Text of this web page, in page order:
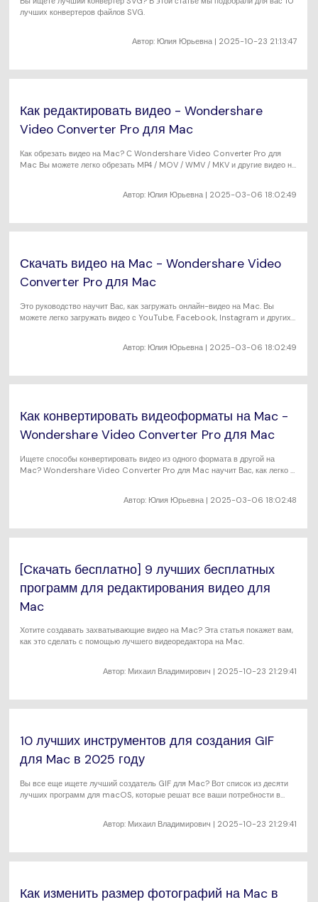
лучших конвертеров файлов SVG.
Автор: Юлия Юрьевна | 2025-10-23 21:13:47
Как редактировать видео - Wondershare
Video Converter Pro для Mac
Как обрезать видео на Mac? С Wondershare Video Converter Pro для
Mac Вы можете легко обрезать MP4 / MOV / WMV / MKV и другие видео на
Автор: Юлия Юрьевна | 2025-03-06 18:02:49
Скачать видео на Mac - Wondershare Video
Converter Pro для Mac
Это руководство научит Вас, как загружать онлайн-видео на Mac. Вы
можете легко загружать видео с YouTube, Facebook, Instagram и других
Автор: Юлия Юрьевна | 2025-03-06 18:02:49
Как конвертировать видеоформаты на Mac -
Wondershare Video Converter Pro для Mac
Ищете способы конвертировать видео из одного формата в другой на
Mac? Wondershare Video Converter Pro для Mac научит Вас, как легко и
Автор: Юлия Юрьевна | 2025-03-06 18:02:48
[Скачать бесплатно] 9 лучших бесплатных
программ для редактирования видео для
Mac
Хотите создавать захватывающие видео на Mac? Эта статья покажет вам,
как это сделать с помощью лучшего видеоредактора на Mac.
Автор: Михаил Владимирович | 2025-10-23 21:29:41
10 лучших инструментов для создания GIF
для Mac в 2025 году
Вы все еще ищете лучший создатель GIF для Mac? Вот список из десяти
лучших программ для macOS, которые решат все ваши потребности в
Автор: Михаил Владимирович | 2025-10-23 21:29:41
Как изменить размер фотографий на Mac в